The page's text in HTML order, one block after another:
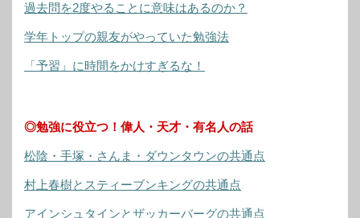
過去問を2度やることに意味はあるのか？
学年トップの親友がやっていた勉強法
「予習」に時間をかけすぎるな！
◎勉強に役立つ！偉人・天才・有名人の話
松陰・手塚・さんま・ダウンタウンの共通点
村上春樹とスティーブンキングの共通点
アインシュタインとザッカーバーグの共通点